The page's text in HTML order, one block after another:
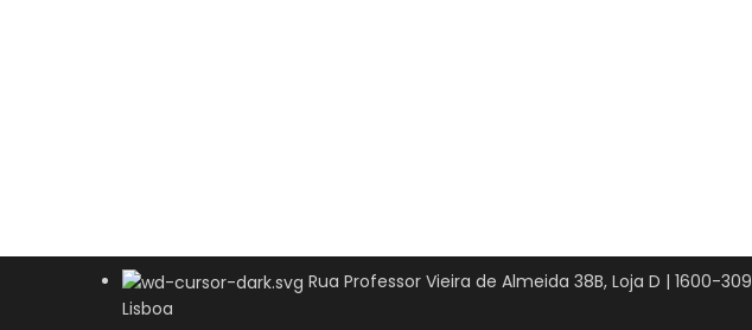
Rua Professor Vieira de Almeida 38B, Loja D | 1600-309
Lisboa